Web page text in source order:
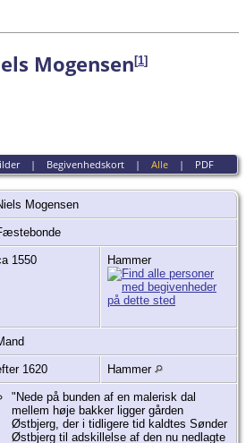
Mogensen [1]
| Begivenhedskort| Alle| PDF
Mogensen
1550 Hammer
1620 Hammer
"Nede på bunden af en malerisk dal
mellem høje bakker ligger gården
Østbjerg, der i tidligere tid kaldtes Sønder
Østbjerg til adskillelse af den nu nedlagte